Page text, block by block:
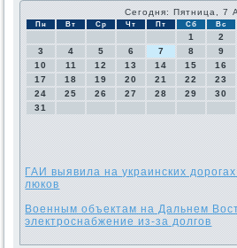
Сегодня: Пятница, 7
Пн Вт Ср Чт Пт Сб Вс
1
2
3
4 5 6 7 8
9
10
11 12 13 14 15
16
17
18 19 20 21 22
23
24
25 26 27 28 29
30
31
ГАИ выявила на украинских
люков
Военным объектам на Дальнем
электроснабжение из-за долгов